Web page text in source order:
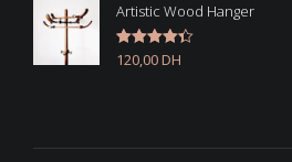
Artistic Wood Hanger
Note4.33
sur 5
120,00DH